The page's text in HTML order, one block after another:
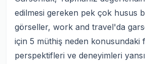
edilmesi gereken pek çok husus
görseller, work and travel'da
için 5 müthiş neden konusundaki
perspektifleri ve deneyimleri